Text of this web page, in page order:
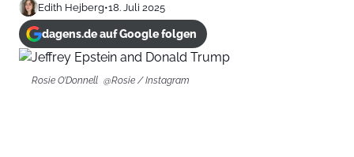
Edith Hejberg•18. Juli 2025
dagens.de auf Google folgen
Rosie O’Donnell @Rosie / Instagram